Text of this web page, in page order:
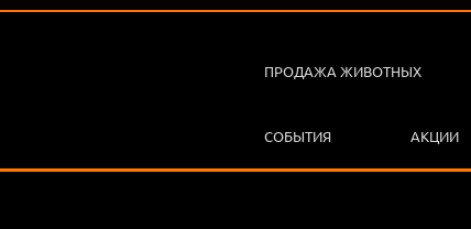
ПРОДАЖА ЖИВОТНЫХ
СОБЫТИЯ АКЦИИ